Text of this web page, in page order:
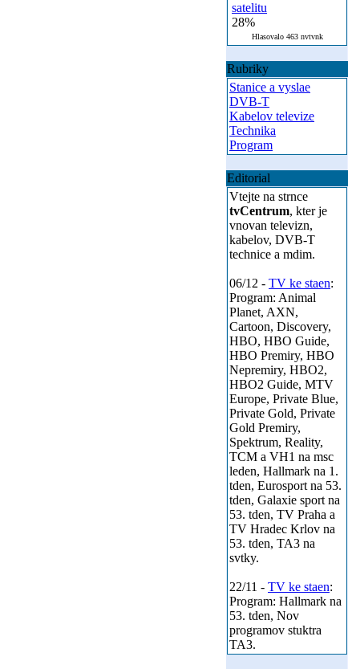
satelitu
28%
Hlasovalo 463 nvtvnk
Rubriky
Stanice a vyslae
DVB-T
Kabelov televize
Technika
Program
Editorial
Vtejte na strnce
tvCentrum, kter je
vnovan televizn,
kabelov, DVB-T
technice a mdim.
06/12 - TV ke staen:
Program: Animal
Planet, AXN,
Cartoon, Discovery,
HBO, HBO Guide,
HBO Premiry, HBO
Nepremiry, HBO2,
HBO2 Guide, MTV
Europe, Private Blue,
Private Gold, Private
Gold Premiry,
Spektrum, Reality,
TCM a VH1 na msc
leden, Hallmark na 1.
tden, Eurosport na 53.
tden, Galaxie sport na
53. tden, TV Praha a
TV Hradec Krlov na
53. tden, TA3 na
svtky.
22/11 - TV ke staen:
Program: Hallmark na
53. tden, Nov
programov stuktra
TA3.